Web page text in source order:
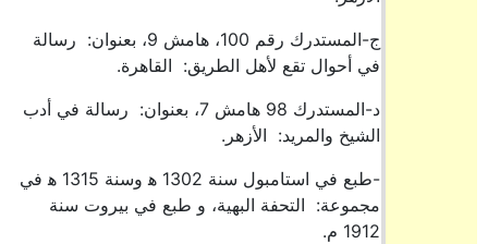
ج-المستدرك رقم 100، هامش 9، بعنوان: رسالة
في أحوال تقع لأهل الطريق: القاهرة.
د-المستدرك 98 هامش 7، بعنوان: رسالة في أدب
الشيخ والمريد: الأزهر.
-طبع في استامبول سنة 1302 ه‍ وسنة 1315 ه‍ في
مجموعة: التحفة البهية، و طبع في بيروت سنة
1912 م.